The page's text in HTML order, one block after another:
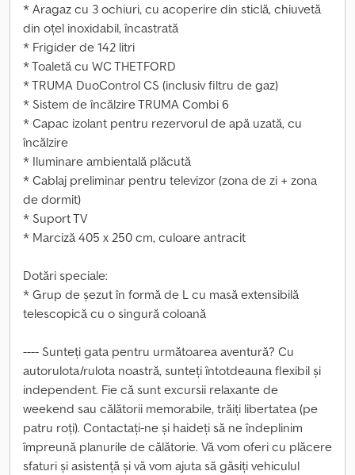
* Aragaz cu 3 ochiuri, cu acoperire din sticlă, chiuvetă
din oțel inoxidabil, încastrată
* Frigider de 142 litri
* Toaletă cu WC THETFORD
* TRUMA DuoControl CS (inclusiv filtru de gaz)
* Sistem de încălzire TRUMA Combi 6
* Capac izolant pentru rezervorul de apă uzată, cu
încălzire
* Iluminare ambientală plăcută
* Cablaj preliminar pentru televizor (zona de zi + zona
de dormit)
* Suport TV
* Marciză 405 x 250 cm, culoare antracit
Dotări speciale:
* Grup de șezut în formă de L cu masă extensibilă
telescopică cu o singură coloană
---- Sunteți gata pentru următoarea aventură? Cu
autorulota/rulota noastră, sunteți întotdeauna flexibil și
independent. Fie că sunt excursii relaxante de
weekend sau călătorii memorabile, trăiți libertatea (pe
patru roți). Contactați-ne și haideți să ne îndeplinim
împreună planurile de călătorie. Vă vom oferi cu plăcere
sfaturi și asistență și vă vom ajuta să găsiți vehiculul